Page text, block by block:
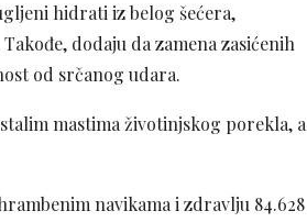
hidrati iz belog šećera,
dodaju da zamena zasićenih
od srčanog udara.
mastima životinjskog porekla, a
navikama i zdravlju 84.628